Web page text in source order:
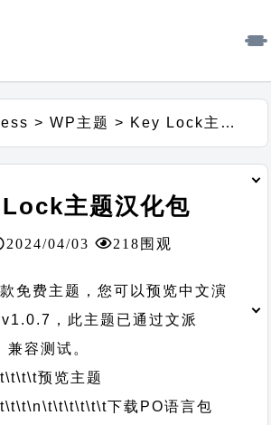
>WP主题 > Key Lock主题汉化包
主题汉化包
2024/04/03 218围观
免费主题，您可以预览中文演
，此主题已通过文派
兼容测试。
预览主题
\n\t\t\t\t\t\t下载PO语言包